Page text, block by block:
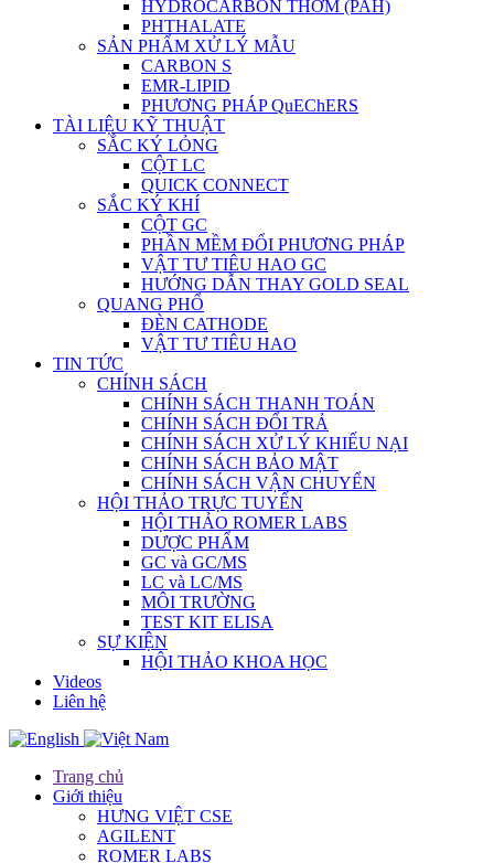
HYDROCARBON THƠM (PAH)
PHTHALATE
SẢN PHẨM XỬ LÝ MẪU
CARBON S
EMR-LIPID
PHƯƠNG PHÁP QuEChERS
TÀI LIỆU KỸ THUẬT
SẮC KÝ LỎNG
CỘT LC
QUICK CONNECT
SẮC KÝ KHÍ
CỘT GC
PHẦN MỀM ĐỔI PHƯƠNG PHÁP
VẬT TƯ TIÊU HAO GC
HƯỚNG DẪN THAY GOLD SEAL
QUANG PHỔ
ĐÈN CATHODE
VẬT TƯ TIÊU HAO
TIN TỨC
CHÍNH SÁCH
CHÍNH SÁCH THANH TOÁN
CHÍNH SÁCH ĐỔI TRẢ
CHÍNH SÁCH XỬ LÝ KHIẾU NẠI
CHÍNH SÁCH BẢO MẬT
CHÍNH SÁCH VẬN CHUYỂN
HỘI THẢO TRỰC TUYẾN
HỘI THẢO ROMER LABS
DƯỢC PHẨM
GC và GC/MS
LC và LC/MS
MÔI TRƯỜNG
TEST KIT ELISA
SỰ KIỆN
HỘI THẢO KHOA HỌC
Videos
Liên hệ
Trang chủ
Giới thiệu
HƯNG VIỆT CSE
AGILENT
ROMER LABS